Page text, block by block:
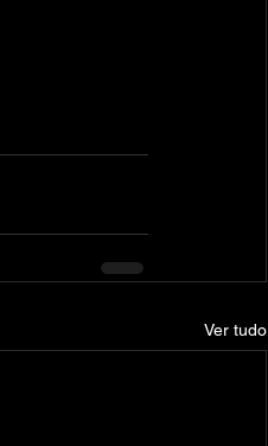
Ver tudo